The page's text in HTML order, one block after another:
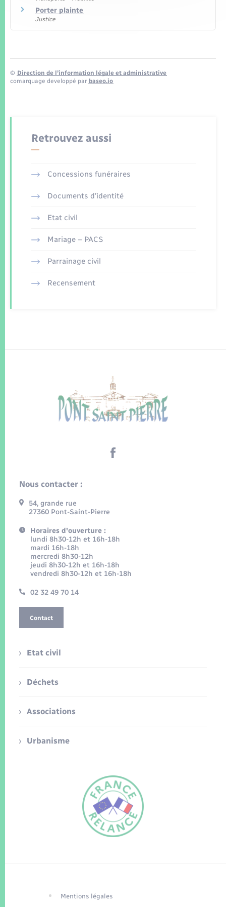
Porter plainte
Justice
© Direction de l’information légale et administrative
comarquage developpé par baseo.io
Retrouvez aussi
Concessions funéraires
Documents d’identité
Etat civil
Mariage – PACS
Parrainage civil
Recensement
Nous contacter :
54, grande rue
27360 Pont-Saint-Pierre
Horaires d'ouverture :
lundi 8h30-12h et 16h-18h
mardi 16h-18h
mercredi 8h30-12h
jeudi 8h30-12h et 16h-18h
vendredi 8h30-12h et 16h-18h
02 32 49 70 14
Contact
Etat civil
Déchets
Associations
Urbanisme
Mentions légales